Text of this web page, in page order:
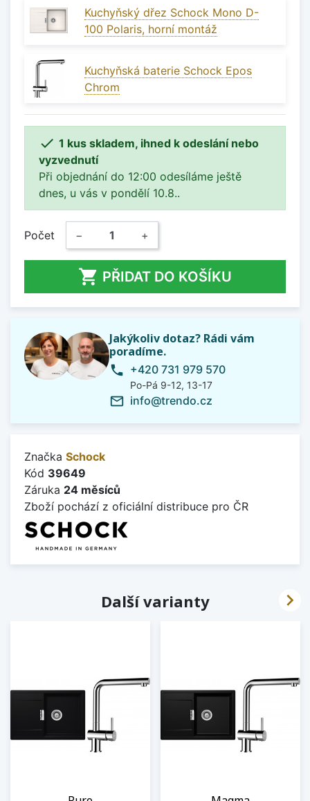
Kuchyňský dřez Schock Mono D-
100 Polaris, horní montáž
Kuchyňská baterie Schock Epos
Chrom
 1 kus skladem, ihned k odeslání nebo
vyzvednutí
Při objednání do 12:00 odesíláme ještě
dnes, u vás v pondělí 10.8..
Počet − +
 PŘIDAT DO KOŠÍKU
Jakýkoliv dotaz? Rádi vám
poradíme.
phone +420 731 979 570
Po-Pá 9-12, 13-17
mail_outline info@trendo.cz
Značka Schock
Kód 39649
Záruka 24 měsíců
Zboží pochází z oficiální distribuce pro ČR
Další varianty 